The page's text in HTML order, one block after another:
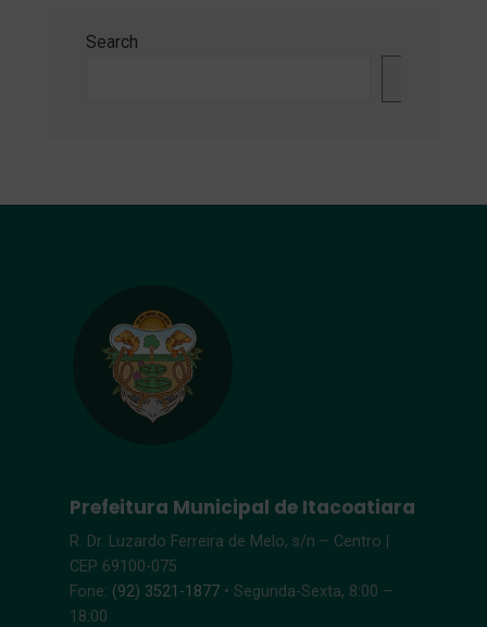
Search
Prefeitura Municipal de Itacoatiara
R. Dr. Luzardo Ferreira de Melo, s/n – Centro |
CEP 69100-075
Fone: (92) 3521-1877 • Segunda-Sexta, 8:00 –
18:00